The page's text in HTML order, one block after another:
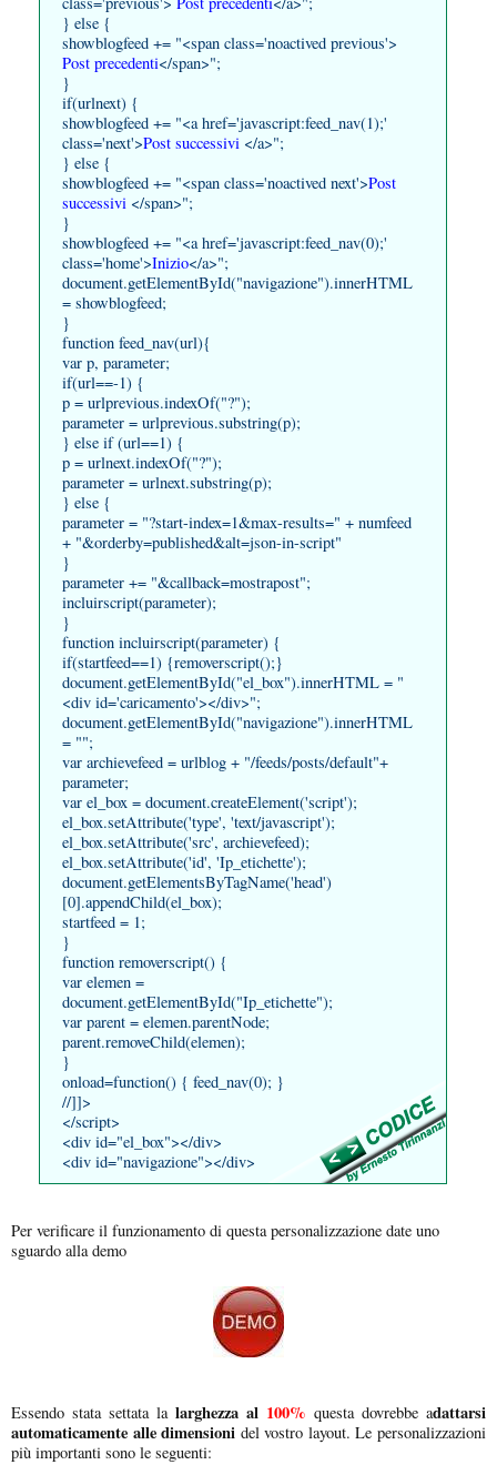
} else {
showblogfeed += "<span class='noactived previous'>
Post precedenti</span>";
}
if(urlnext) {
showblogfeed += "<a href='javascript:feed_nav(1);'
class='next'>Post successivi </a>";
} else {
showblogfeed += "<span class='noactived next'>Post
successivi </span>";
}
showblogfeed += "<a href='javascript:feed_nav(0);'
class='home'>Inizio</a>";
document.getElementById("navigazione").innerHTML
= showblogfeed;
}
function feed_nav(url){
var p, parameter;
if(url==-1) {
p = urlprevious.indexOf("?");
parameter = urlprevious.substring(p);
} else if (url==1) {
p = urlnext.indexOf("?");
parameter = urlnext.substring(p);
} else {
parameter = "?start-index=1&max-results=" + numfeed
+ "&orderby=published&alt=json-in-script"
}
parameter += "&callback=mostrapost";
incluirscript(parameter);
}
function incluirscript(parameter) {
if(startfeed==1) {removerscript();}
document.getElementById("el_box").innerHTML = "
<div id='caricamento'></div>";
document.getElementById("navigazione").innerHTML
= "";
var archievefeed = urlblog + "/feeds/posts/default"+
parameter;
var el_box = document.createElement('script');
el_box.setAttribute('type', 'text/javascript');
el_box.setAttribute('src', archievefeed);
el_box.setAttribute('id', 'Ip_etichette');
document.getElementsByTagName('head')
[0].appendChild(el_box);
startfeed = 1;
}
function removerscript() {
var elemen =
document.getElementById("Ip_etichette");
var parent = elemen.parentNode;
parent.removeChild(elemen);
}
onload=function() { feed_nav(0); }
//]]>
</script>
<div id="el_box"></div>
<div id="navigazione"></div>
Per verificare il funzionamento di questa personalizzazione date uno
sguardo alla demo
Essendo stata settata la larghezza al 100% questa dovrebbe adattarsi
automaticamente alle dimensioni del vostro layout. Le personalizzazioni
più importanti sono le seguenti: